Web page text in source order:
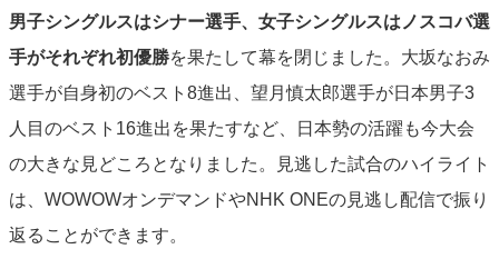
男子シングルスはシナー選手、女子シングルスはノスコバ選
手がそれぞれ初優勝を果たして幕を閉じました。大坂なおみ
選手が自身初のベスト8進出、望月慎太郎選手が日本男子3
人目のベスト16進出を果たすなど、日本勢の活躍も今大会
の大きな見どころとなりました。見逃した試合のハイライト
は、WOWOWオンデマンドやNHK ONEの見逃し配信で振り
返ることができます。